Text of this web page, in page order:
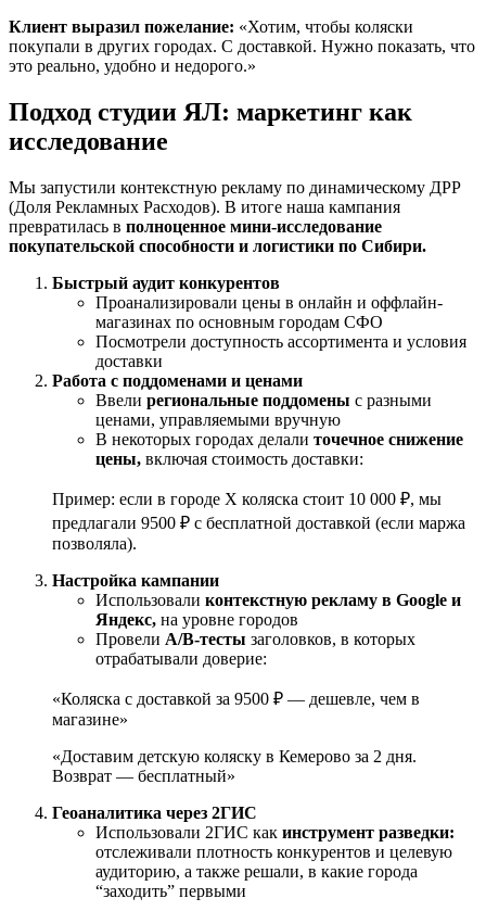
Клиент выразил пожелание: «Хотим, чтобы коляски
покупали в других городах. С доставкой. Нужно показать, что
это реально, удобно и недорого.»
Подход студии ЯЛ: маркетинг как
исследование
Мы запустили контекстную рекламу по динамическому ДРР
(Доля Рекламных Расходов). В итоге наша кампания
превратилась в полноценное мини-исследование
покупательской способности и логистики по Сибири.
Быстрый аудит конкурентов
Проанализировали цены в онлайн и оффлайн-
магазинах по основным городам СФО
Посмотрели доступность ассортимента и условия
доставки
Работа с поддоменами и ценами
Ввели региональные поддомены с разными
ценами, управляемыми вручную
В некоторых городах делали точечное снижение
цены, включая стоимость доставки:
Пример: если в городе Х коляска стоит 10 000 ₽, мы
предлагали 9500 ₽ с бесплатной доставкой (если маржа
позволяла).
Настройка кампании
Использовали контекстную рекламу в Google и
Яндекс, на уровне городов
Провели A/B-тесты заголовков, в которых
отрабатывали доверие:
«Коляска с доставкой за 9500 ₽ — дешевле, чем в
магазине»
«Доставим детскую коляску в Кемерово за 2 дня.
Возврат — бесплатный»
Геоаналитика через 2ГИС
Использовали 2ГИС как инструмент разведки:
отслеживали плотность конкурентов и целевую
аудиторию, а также решали, в какие города
“заходить” первыми